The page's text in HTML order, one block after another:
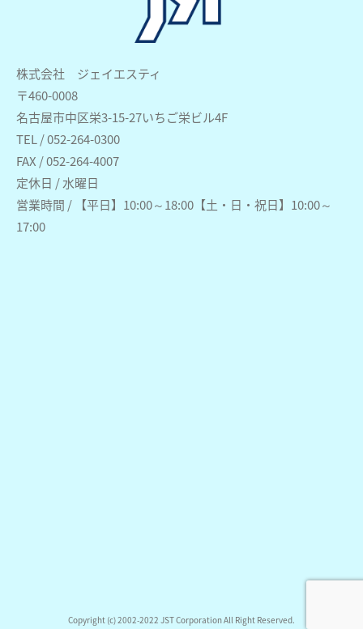
株式会社 ジェイエスティ
〒460-0008
名古屋市中区栄3-15-27いちご栄ビル4F
TEL / 052-264-0300
FAX / 052-264-4007
定休日 / 水曜日
営業時間 / 【平日】10:00～18:00【土・日・祝日】10:00～
17:00
Copyright (c) 2002-2022 JST Corporation All Right Reserved.